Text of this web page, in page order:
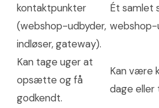
kontaktpunkter
(webshop-udbyder,
indløser, gateway).
Ét samlet
webshop-
Kan tage uger at
opsætte og få
godkendt.
Kan være
dage eller